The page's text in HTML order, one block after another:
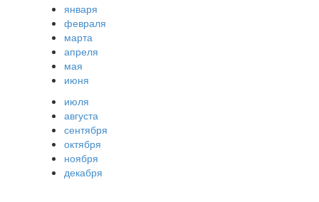
января
февраля
марта
апреля
мая
июня
июля
августа
сентября
октября
ноября
декабря